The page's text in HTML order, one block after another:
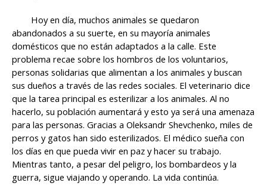
Hoy en día, muchos animales se quedaron
abandonados a su suerte, en su mayoría animales
domésticos que no están adaptados a la calle. Este
problema recae sobre los hombros de los voluntarios,
personas solidarias que alimentan a los animales y buscan
sus dueños a través de las redes sociales. El veterinario dice
que la tarea principal es esterilizar a los animales. Al no
hacerlo, su población aumentará y esto ya será una amenaza
para las personas. Gracias a Oleksandr Shevchenko, miles de
perros y gatos han sido esterilizados. El médico sueña con
los días en que pueda vivir en paz y hacer su trabajo.
Mientras tanto, a pesar del peligro, los bombardeos y la
guerra, sigue viajando y operando. La vida continúa.